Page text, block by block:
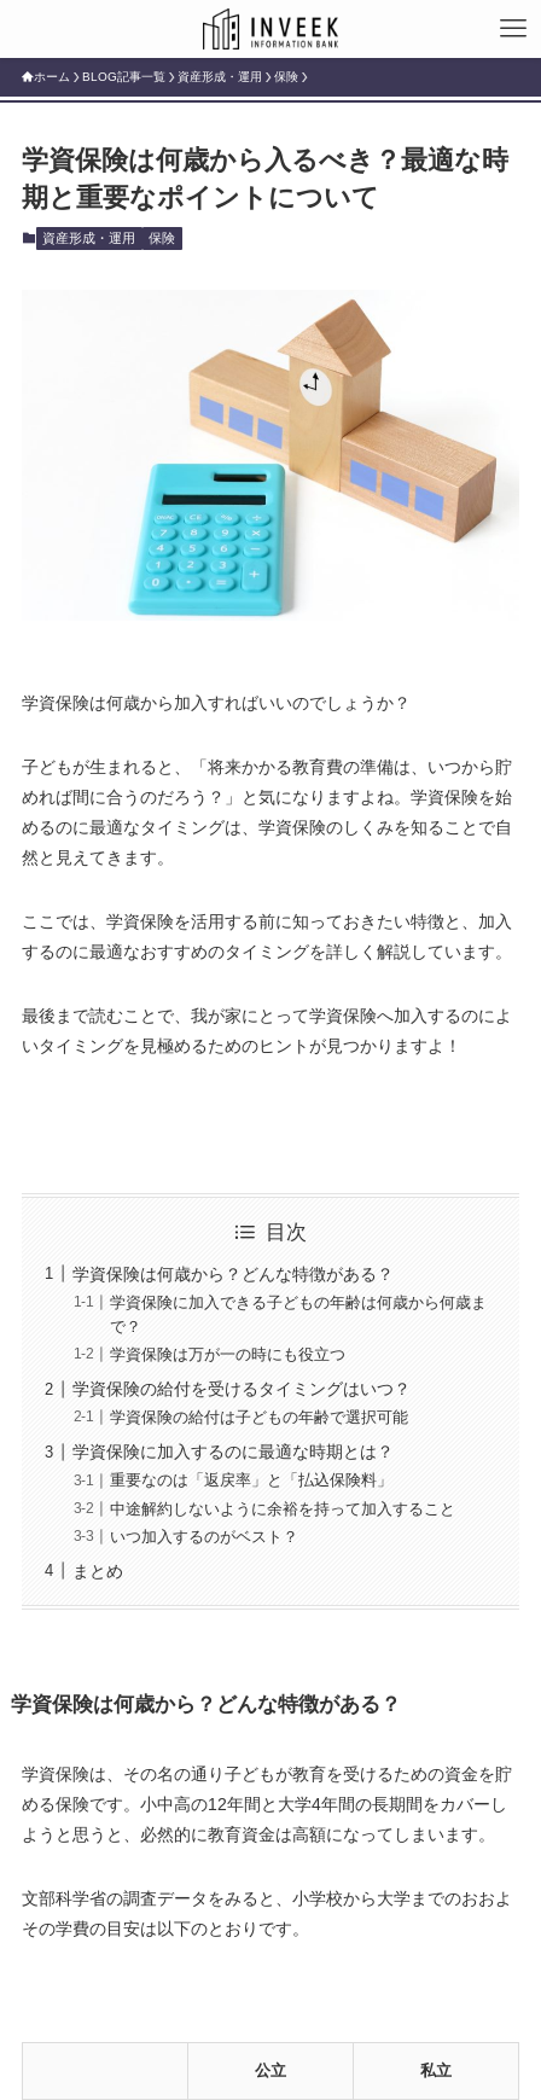
ホーム BLOG記事一覧 資産形成・運用 保険
学資保険は何歳から入るべき？最適な時
期と重要なポイントについて
資産形成・運用 保険
学資保険は何歳から加入すればいいのでしょうか？
子どもが生まれると、「将来かかる教育費の準備は、いつから貯
めれば間に合うのだろう？」と気になりますよね。学資保険を始
めるのに最適なタイミングは、学資保険のしくみを知ることで自
然と見えてきます。
ここでは、学資保険を活用する前に知っておきたい特徴と、加入
するのに最適なおすすめのタイミングを詳しく解説しています。
最後まで読むことで、我が家にとって学資保険へ加入するのによ
いタイミングを見極めるためのヒントが見つかりますよ！
目次
学資保険は何歳から？どんな特徴がある？
学資保険に加入できる子どもの年齢は何歳から何歳ま
で？
学資保険は万が一の時にも役立つ
学資保険の給付を受けるタイミングはいつ？
学資保険の給付は子どもの年齢で選択可能
学資保険に加入するのに最適な時期とは？
重要なのは「返戻率」と「払込保険料」
中途解約しないように余裕を持って加入すること
いつ加入するのがベスト？
まとめ
学資保険は何歳から？どんな特徴がある？
学資保険は、その名の通り子どもが教育を受けるための資金を貯
める保険です。小中高の12年間と大学4年間の長期間をカバーし
ようと思うと、必然的に教育資金は高額になってしまいます。
文部科学省の調査データをみると、小学校から大学までのおおよ
その学費の目安は以下のとおりです。
公立 私立